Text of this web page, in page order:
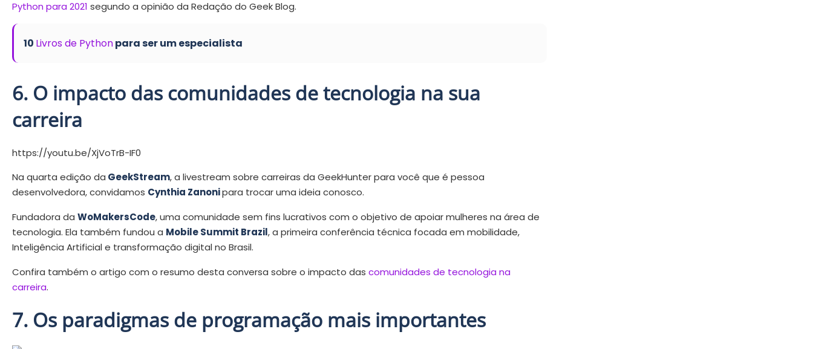
Python para 2021 segundo a opinião da Redação do Geek Blog.
10 Livros de Pythonpara ser um especialista
6. O impacto das comunidades de tecnologia na sua
carreira
https://youtu.be/XjVoTrB-IF0
Na quarta edição da GeekStream, a livestream sobre carreiras da GeekHunter para você que é pessoa
desenvolvedora, convidamos Cynthia Zanonipara trocar uma ideia conosco.
Fundadora da WoMakersCode, uma comunidade sem fins lucrativos com o objetivo de apoiar mulheres na área de
tecnologia. Ela também fundou a Mobile Summit Brazil, a primeira conferência técnica focada em mobilidade,
Inteligência Artificial e transformação digital no Brasil.
Confira também o artigo com o resumo desta conversa sobre o impacto das comunidades de tecnologia na
carreira.
7. Os paradigmas de programação mais importantes